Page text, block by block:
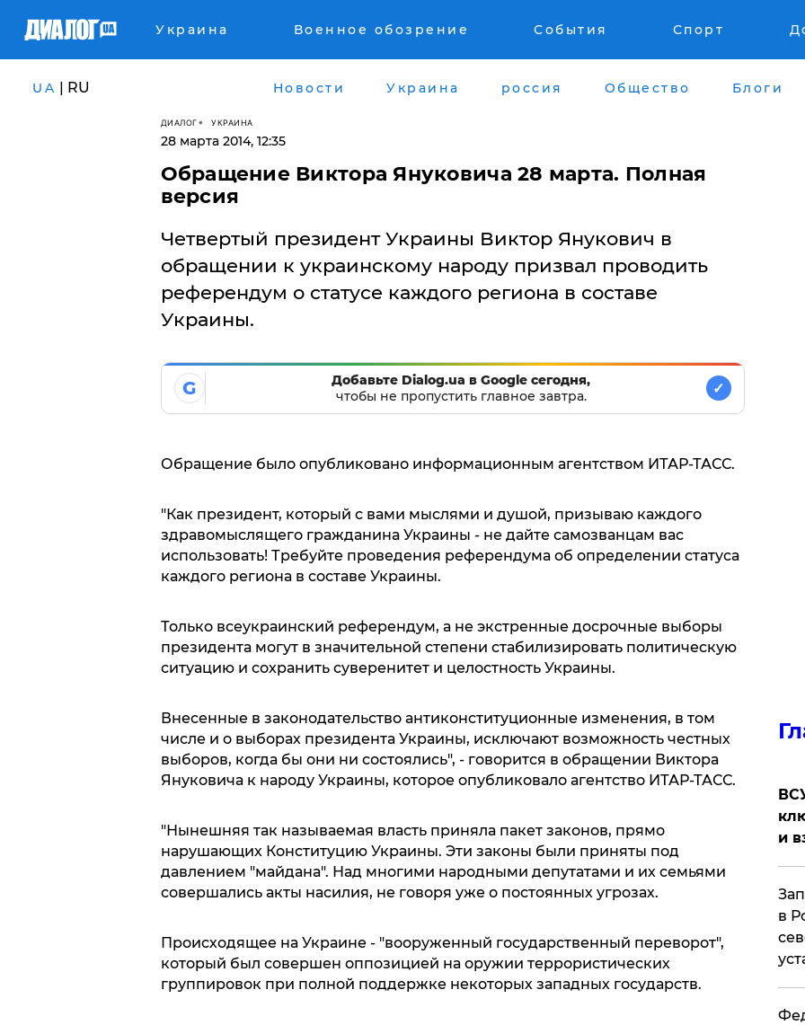
Украина Военное обозрение События Спорт
UA | RU Новости Украина россия Общество Блоги
ДИАЛОГ УКРАИНА
28 марта 2014, 12:35
Обращение Виктора Януковича 28 марта. Полная
версия
Четвертый президент Украины Виктор Янукович в
обращении к украинскому народу призвал проводить
референдум о статусе каждого региона в составе
Украины.
G
Добавьте Dialog.ua в Google сегодня,
чтобы не пропустить главное завтра.
✓
Обращение было опубликовано информационным агентством ИТАР-ТАСС.
"Как президент, который с вами мыслями и душой, призываю каждого
здравомыслящего гражданина Украины - не дайте самозванцам вас
использовать! Требуйте проведения референдума об определении статуса
каждого региона в составе Украины.
Только всеукраинский референдум, а не экстренные досрочные выборы
президента могут в значительной степени стабилизировать политическую
ситуацию и сохранить суверенитет и целостность Украины.
Внесенные в законодательство антиконституционные изменения, в том
числе и о выборах президента Украины, исключают возможность честных
выборов, когда бы они ни состоялись", - говорится в обращении Виктора
Януковича к народу Украины, которое опубликовало агентство ИТАР-ТАСС.
"Нынешняя так называемая власть приняла пакет законов, прямо
нарушающих Конституцию Украины. Эти законы были приняты под
давлением "майдана". Над многими народными депутатами и их семьями
совершались акты насилия, не говоря уже о постоянных угрозах.
Происходящее на Украине - "вооруженный государственный переворот",
который был совершен оппозицией на оружии террористических
группировок при полной поддержке некоторых западных государств.
и
в